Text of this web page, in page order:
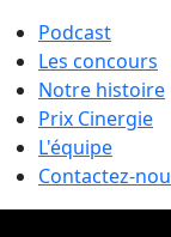
Podcast
Les concours
Notre histoire
Prix Cinergie
L'équipe
Contactez-